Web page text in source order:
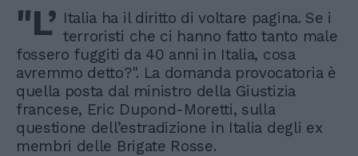
"L’ Italia ha il diritto di voltare pagina. Se i
terroristi che ci hanno fatto tanto male
fossero fuggiti da 40 anni in Italia, cosa
avremmo detto?". La domanda provocatoria è
quella posta dal ministro della Giustizia
francese, Eric Dupond-Moretti, sulla
questione dell’estradizione in Italia degli ex
membri delle Brigate Rosse.